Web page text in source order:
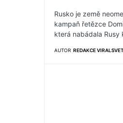
Rusko je země
kampaň řetězce
která nabádala Rusy
AUTOR REDAKCE